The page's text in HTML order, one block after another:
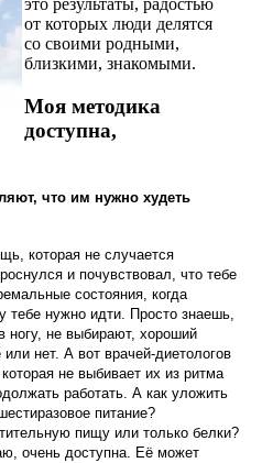
это результаты, радостью
от которых люди делятся
со своими родными,
близкими, знакомыми.
Моя методика
доступна,
что им нужно худеть
которая не случается
и почувствовал, что тебе
состояния, когда
тебе нужно идти. Просто знаешь,
ногу, не выбирают, хороший
нет. А вот врачей-диетологов
не выбивает их из ритма
работать. А как уложить
питание?
пищу или только белки?
очень доступна. Её может